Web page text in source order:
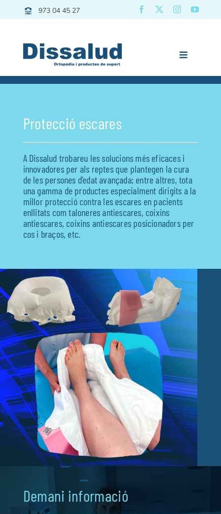
to
973 04 45 27
Toggle
Dissalud
Grues | Transfers
Mobilitat
Descans
Pediatria
Vida diària
Esport
Fisioteràpia
Medicina
Ortopèdia
Previous Next
Protecció escares
A Dissalud trobareu les solucions més eficaces i
innovadores per als reptes que plantegen la cura
de les persones d’edat avançada; entre altres, tota
una gamma de productes especialment dirigits a la
millor protecció contra les escares en pacients
enllitats com taloneres antiescares, coixins
antiescares, coixins antiescares posicionadors per
cos i braços, etc.
Demani informació